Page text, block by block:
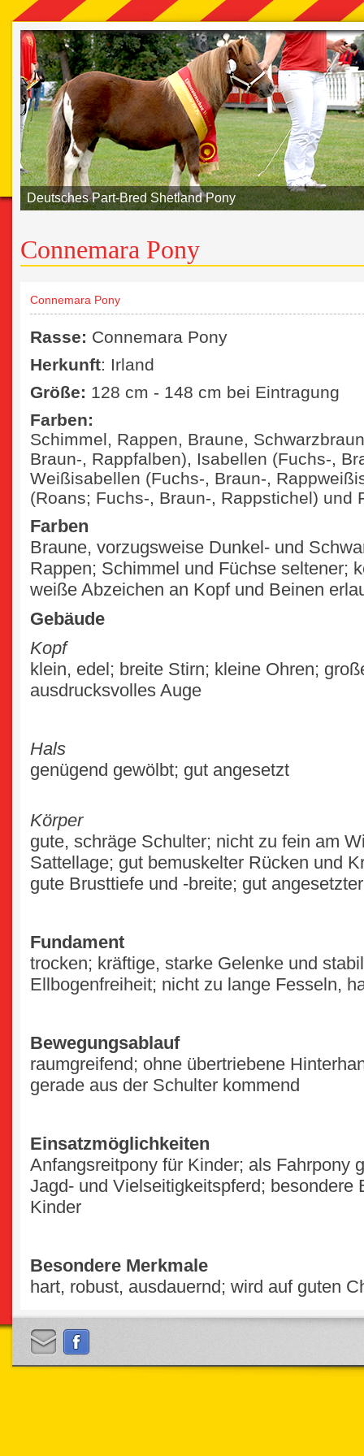
Deutsches Part-Bred Shetland Pony
Connemara Pony
Connemara Pony
Rasse: Connemara Pony
Herkunft: Irland
Größe: 128 cm - 148 cm bei Eintragung
Farben:
Schimmel, Rappen, Braune,
Braun-, Rappfalben), Isabellen (Fuchs-,
Weißisabellen (Fuchs-, Braun-,
(Roans; Fuchs-, Braun-, Rappstichel) und
Farben
Braune, vorzugsweise Dunkel- und
Rappen; Schimmel und Füchse seltener;
weiße Abzeichen an Kopf und Beinen
Gebäude
Kopf
klein, edel; breite Stirn; kleine Ohren;
ausdrucksvolles Auge
Hals
genügend gewölbt; gut angesetzt
Körper
gute, schräge Schulter; nicht zu fein am
Sattellage; gut bemuskelter Rücken und
gute Brusttiefe und -breite; gut
Fundament
trocken; kräftige, starke Gelenke und
Ellbogenfreiheit; nicht zu lange Fesseln,
Bewegungsablauf
raumgreifend; ohne übertriebene
gerade aus der Schulter kommend
Einsatzmöglichkeiten
Anfangsreitpony für Kinder; als Fahrpony
Jagd- und Vielseitigkeitspferd; besondere
Kinder
Besondere Merkmale
hart, robust, ausdauernd; wird auf guten